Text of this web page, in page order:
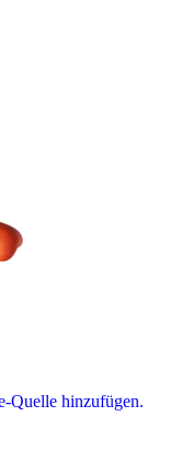
Quelle hinzufügen.